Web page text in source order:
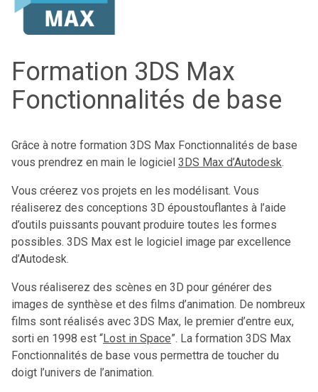
Formation 3DS Max
Fonctionnalités de base
Grâce à notre formation 3DS Max Fonctionnalités de base
vous prendrez en main le logiciel 3DS Max d’Autodesk.
Vous créerez vos projets en les modélisant. Vous
réaliserez des conceptions 3D époustouflantes à l’aide
d’outils puissants pouvant produire toutes les formes
possibles. 3DS Max est le logiciel image par excellence
d’Autodesk.
Vous réaliserez des scènes en 3D pour générer des
images de synthèse et des films d’animation. De nombreux
films sont réalisés avec 3DS Max, le premier d’entre eux,
sorti en 1998 est “Lost in Space”. La formation 3DS Max
Fonctionnalités de base vous permettra de toucher du
doigt l’univers de l’animation.